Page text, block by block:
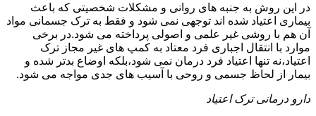
در این روش به جنبه های روانی و مشکلات شخصیتی که باعث
بیماری اعتیاد شده اند توجهی نمی شود و فقط به ترک جسمانی مواد
آن هم با روشی غیر علمی و اصولی پرداخته می شود.در برخی
موارد با انتقال اجباری فرد معتاد به کمپ های غیر مجاز ترک
اعتیاد،نه تنها اعتیاد فرد درمان نمی شود،بلکه اوضاع بدتر شده و
بیمار از لحاظ جسمی و روحی با آسیب های جدی مواجه می شود.
دارو درمانی ترک اعتیاد